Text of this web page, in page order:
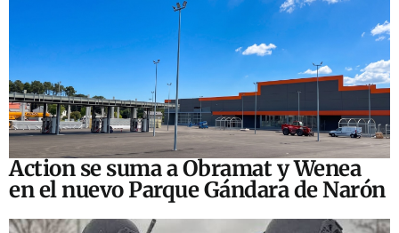
Action se suma a Obramat y Wenea
en el nuevo Parque Gándara de Narón